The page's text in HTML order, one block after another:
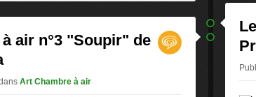
air n°3 "Soupir" de
Art Chambre à air